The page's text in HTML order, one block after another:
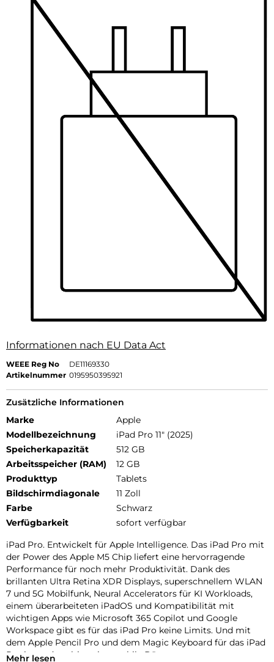
Informationen nach EU Data Act
WEEE Reg No
DE11169330
Artikelnummer 0195950395921
Zusätzliche Informationen
Marke
Apple
Modellbezeichnung
iPad Pro 11" (2025)
Speicherkapazität
512 GB
Arbeitsspeicher (RAM)
12 GB
Produkttyp
Tablets
Bildschirmdiagonale
11 Zoll
Farbe
Schwarz
Verfügbarkeit
sofort verfügbar
iPad Pro. Entwickelt für Apple Intelligence. Das iPad Pro mit
der Power des Apple M5 Chip liefert eine hervorragende
Performance für noch mehr Produktivität. Dank des
brillanten Ultra Retina XDR Displays, superschnellem WLAN
7 und 5G Mobilfunk, Neural Accelerators für KI Workloads,
einem überarbeiteten iPadOS und Kompatibilität mit
wichtigen Apps wie Microsoft 365 Copilot und Google
Workspace gibt es für das iPad Pro keine Limits. Und mit
dem Apple Pencil Pro und dem Magic Keyboard für das iPad
Pro ist es das ultimative mobile Büro.
Mehr lesen